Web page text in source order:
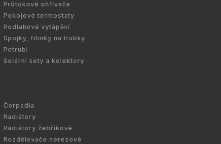
Průtokové ohřívače
Pokojové termostaty
Podlahové vytápění
Spojky, fitinky na trubky
Potrubí
Solární sety a kolektory
Čerpadla
Radiátory
Radiátory žebříkové
Rozdělovače nerezové